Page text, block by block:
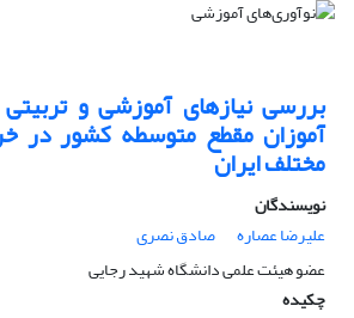
بررسی نیازهای آموزشی و
آموزان مقطع متوسطه کشور در
مختلف ایران
نویسندگان
علیرضا عصاره
صادق نصری
عضو هیئت علمی دانشگاه شهید رجایی
چکیده